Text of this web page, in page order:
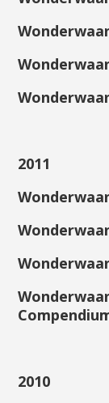
2011
2010